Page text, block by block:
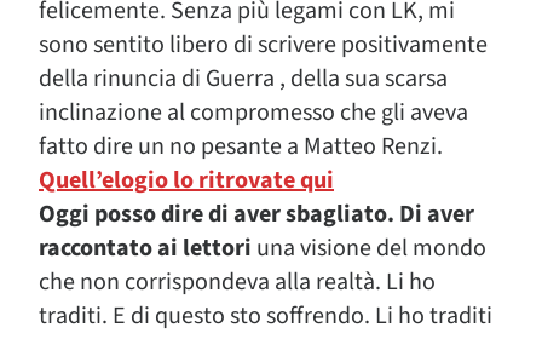
felicemente. Senza più legami con LK, mi
sono sentito libero di scrivere positivamente
della rinuncia di Guerra , della sua scarsa
inclinazione al compromesso che gli aveva
fatto dire un no pesante a Matteo Renzi.
Quell’elogio lo ritrovate qui
Oggi posso dire di aver sbagliato. Di aver
raccontato ai lettori una visione del mondo
che non corrispondeva alla realtà. Li ho
traditi. E di questo sto soffrendo. Li ho traditi